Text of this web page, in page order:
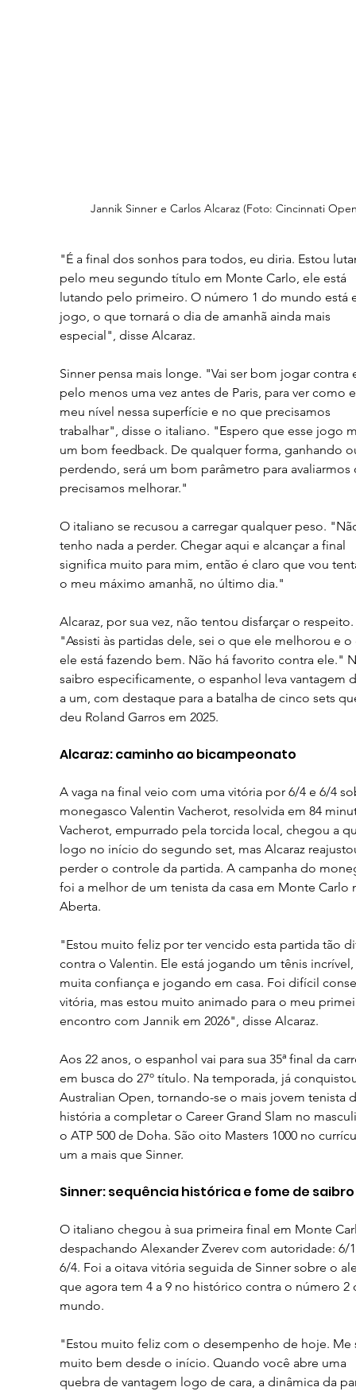
Jannik Sinner e Carlos Alcaraz (Foto: Cincinnati
"É a final dos sonhos para todos, eu diria. Estou
pelo meu segundo título em Monte Carlo, ele está
lutando pelo primeiro. O número 1 do mundo está
jogo, o que tornará o dia de amanhã ainda mais
especial", disse Alcaraz.
Sinner pensa mais longe. "Vai ser bom jogar contra
pelo menos uma vez antes de Paris, para ver como
meu nível nessa superfície e no que precisamos
trabalhar", disse o italiano. "Espero que esse jogo
um bom feedback. De qualquer forma, ganhando
perdendo, será um bom parâmetro para
precisamos melhorar."
O italiano se recusou a carregar qualquer peso.
tenho nada a perder. Chegar aqui e alcançar a final
significa muito para mim, então é claro que vou
o meu máximo amanhã, no último dia."
Alcaraz, por sua vez, não tentou disfarçar o respeito.
"Assisti às partidas dele, sei o que ele melhorou e
ele está fazendo bem. Não há favorito contra ele."
saibro especificamente, o espanhol leva vantagem
a um, com destaque para a batalha de cinco sets
deu Roland Garros em 2025.
Alcaraz: caminho ao bicampeonato
A vaga na final veio com uma vitória por 6/4 e 6/4
monegasco Valentin Vacherot, resolvida em 84
Vacherot, empurrado pela torcida local, chegou a
logo no início do segundo set, mas Alcaraz
perder o controle da partida. A campanha do
foi a melhor de um tenista da casa em Monte Carlo
Aberta.
"Estou muito feliz por ter vencido esta partida tão
contra o Valentin. Ele está jogando um tênis
muita confiança e jogando em casa. Foi difícil
vitória, mas estou muito animado para o meu
encontro com Jannik em 2026", disse Alcaraz.
Aos 22 anos, o espanhol vai para sua 35ª final da
em busca do 27º título. Na temporada, já
Australian Open, tornando-se o mais jovem tenista
história a completar o Career Grand Slam no
o ATP 500 de Doha. São oito Masters 1000 no
um a mais que Sinner.
Sinner: sequência histórica e fome de saibro
O italiano chegou à sua primeira final em Monte
despachando Alexander Zverev com autoridade: 6/
6/4. Foi a oitava vitória seguida de Sinner sobre o
que agora tem 4 a 9 no histórico contra o número
mundo.
"Estou muito feliz com o desempenho de hoje.
muito bem desde o início. Quando você abre uma
quebra de vantagem logo de cara, a dinâmica da